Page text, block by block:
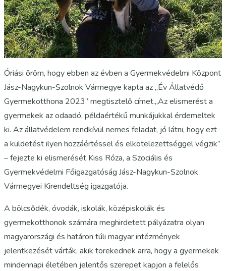
Óriási öröm, hogy ebben az évben a Gyermekvédelmi Központ
Jász-Nagykun-Szolnok Vármegye kapta az „Év Állatvédő
Gyermekotthona 2023” megtisztelő címet.„Az elismerést a
gyermekek az odaadó, példaértékű munkájukkal érdemeltek
ki. Az állatvédelem rendkívül nemes feladat, jó látni, hogy ezt
a küldetést ilyen hozzáértéssel és elkötelezettséggel végzik”
– fejezte ki elismerését Kiss Róza, a Szociális és
Gyermekvédelmi Főigazgatóság Jász-Nagykun-Szolnok
Vármegyei Kirendeltség igazgatója.
A bölcsődék, óvodák, iskolák, középiskolák és
gyermekotthonok számára meghirdetett pályázatra olyan
magyarországi és határon túli magyar intézmények
jelentkezését várták, akik törekednek arra, hogy a gyermekek
mindennapi életében jelentős szerepet kapjon a felelős